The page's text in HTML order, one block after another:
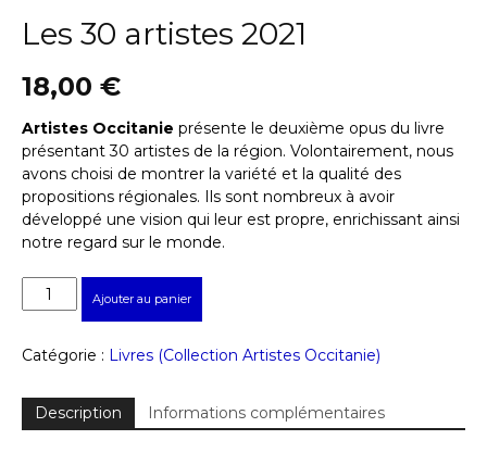
Les 30 artistes 2021
18,00 €
Artistes Occitanie présente le deuxième opus du livre
présentant 30 artistes de la région. Volontairement, nous
avons choisi de montrer la variété et la qualité des
propositions régionales. Ils sont nombreux à avoir
développé une vision qui leur est propre, enrichissant ainsi
notre regard sur le monde.
quantité
de
30
2021
Ajouter au panier
Catégorie : Livres (Collection Artistes Occitanie)
Description Informations complémentaires